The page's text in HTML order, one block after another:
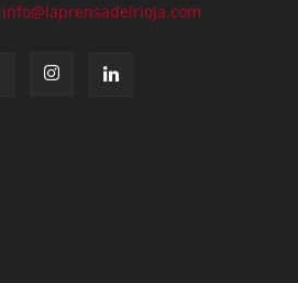
info@laprensadelrioja.com